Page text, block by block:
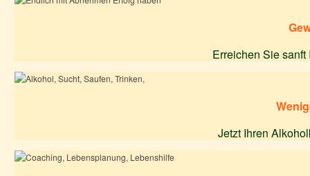
Erreichen Sie
Jetzt Ihren